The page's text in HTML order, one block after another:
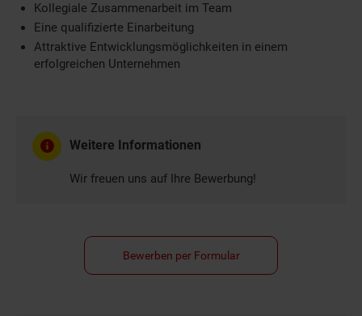
Kollegiale Zusammenarbeit im Team
Eine qualifizierte Einarbeitung
Attraktive Entwicklungsmöglichkeiten in einem
erfolgreichen Unternehmen
Weitere Informationen
Wir freuen uns auf Ihre Bewerbung!
Bewerben per Formular